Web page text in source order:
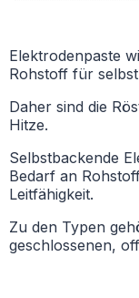
Elektrodenpaste
Rohstoff für
Daher sind die
Hitze.
Selbstbackende
Bedarf an
Leitfähigkeit.
Zu den Typen
geschlossenen,